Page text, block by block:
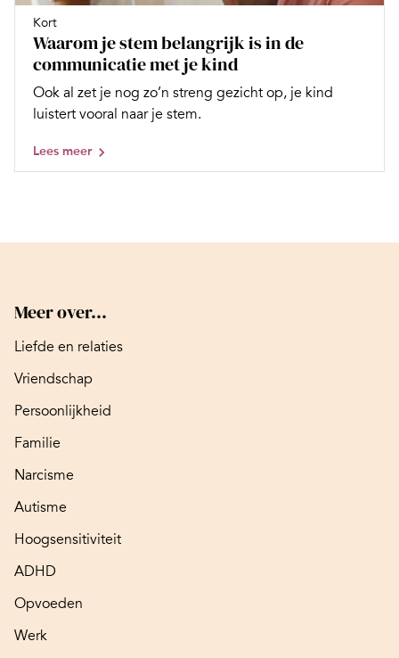
Kort
Waarom je stem belangrijk is in de
communicatie met je kind
Ook al zet je nog zo’n streng gezicht op, je kind
luistert vooral naar je stem.
Lees meer
Meer over...
Liefde en relaties
Vriendschap
Persoonlijkheid
Familie
Narcisme
Autisme
Hoogsensitiviteit
ADHD
Opvoeden
Werk